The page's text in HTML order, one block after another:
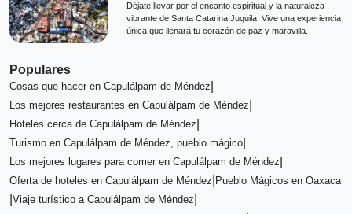
Déjate llevar por el encanto espiritual y la naturaleza
vibrante de Santa Catarina Juquila. Vive una experiencia
única que llenará tu corazón de paz y maravilla.
Populares
Cosas que hacer en Capulálpam de Méndez
Los mejores restaurantes en Capulálpam de Méndez
Hoteles cerca de Capulálpam de Méndez
Turismo en Capulálpam de Méndez, pueblo mágico
Los mejores lugares para comer en Capulálpam de Méndez
Oferta de hoteles en Capulálpam de Méndez Pueblo Mágicos en Oaxaca
Viaje turístico a Capulálpam de Méndez